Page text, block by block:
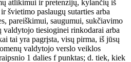
atlikimui ir pretenzijų, kylančių iš
švietimo paslaugų sutarties arba
pareiškimui, saugumui, sukčiavimo
valdytojo tiesioginei rinkodarai arba
tai yra pagrįsta, visų pirma, iš jūsų
valdytojo verslo veiklos
1 dalies f punktas; d. tiek, kiek